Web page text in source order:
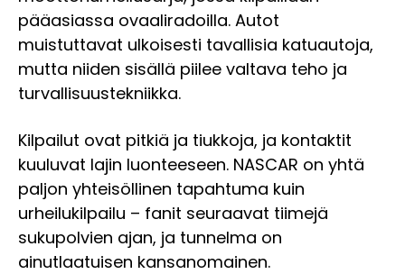
pääasiassa ovaaliradoilla. Autot
muistuttavat ulkoisesti tavallisia katuautoja,
mutta niiden sisällä piilee valtava teho ja
turvallisuustekniikka.
Kilpailut ovat pitkiä ja tiukkoja, ja kontaktit
kuuluvat lajin luonteeseen. NASCAR on yhtä
paljon yhteisöllinen tapahtuma kuin
urheilukilpailu – fanit seuraavat tiimejä
sukupolvien ajan, ja tunnelma on
ainutlaatuisen kansanomainen.